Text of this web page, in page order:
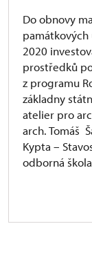
Do obnovy
2020
prostředků
z programu
základny
atelier pro
arch. Tomáš
Kypta –
odborná